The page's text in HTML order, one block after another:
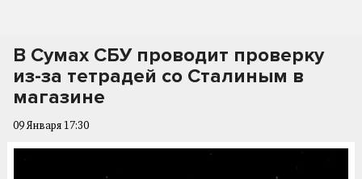
В Сумах СБУ проводит проверку
из-за тетрадей со Сталиным в
магазине
09 Января 17:30